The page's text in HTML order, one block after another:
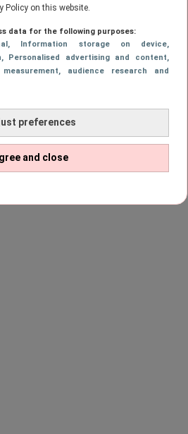
Policy on this website.
data for the following purposes:
, Information storage on device,
, Personalised advertising and content,
audience research and
preferences
and close